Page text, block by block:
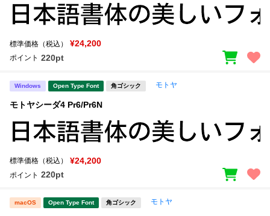
標準価格（税込） ¥24,200
ポイント 220pt
Windows Open Type Font 角ゴシック モトヤ
モトヤシーダ4 Pr6/Pr6N
標準価格（税込） ¥24,200
ポイント 220pt
macOS Open Type Font 角ゴシック モトヤ